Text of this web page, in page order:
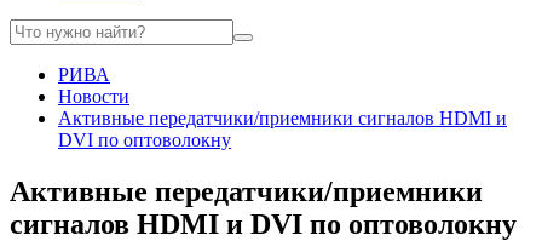
РИВА
Новости
Активные передатчики/приемники сигналов HDMI и
DVI по оптоволокну
Активные передатчики/приемники
сигналов HDMI и DVI по оптоволокну